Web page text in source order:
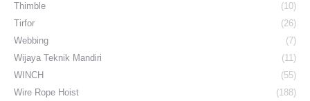
Thimble
(10)
Tirfor
(26)
Webbing
(7)
Wijaya Teknik Mandiri
(11)
WINCH
(55)
Wire Rope Hoist
(188)